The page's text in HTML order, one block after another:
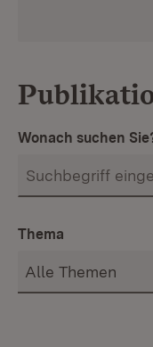
Wonach suchen
Thema